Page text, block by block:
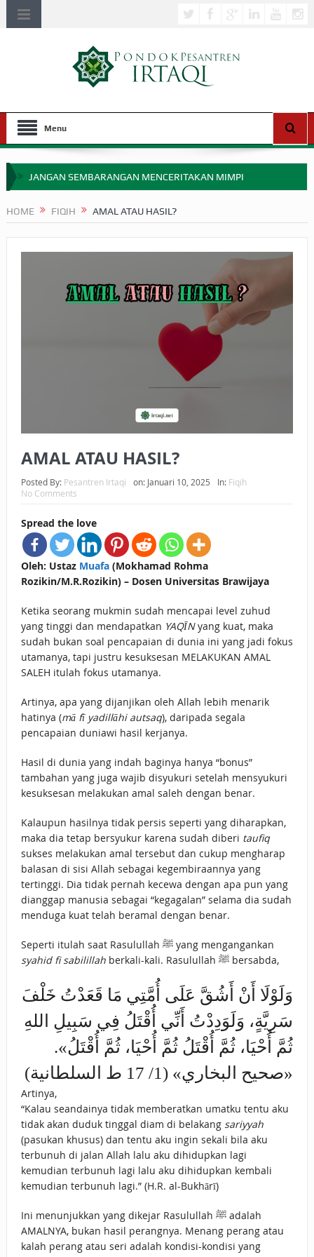
Menu
JANGAN SEMBARANGAN MENCERITAKAN MIMPI
APA HUKUM MEMPERCEPAT PEMBAYARAN ZAKAT
SEBELUM TIBA SAAT WAJIB?
BAGAIMANA CARA MEMBAYAR ZAKAT UANG?
UANG HARAM BISA MENJADI HALAL JIKA SEBAB
ISTIDLAL BATIL VS ISTIDLAL SYAR’I
HUKUM MEMBAYAR ZAKAT KEPADA KERABAT SENDIRI
HOME FIQIH AMAL ATAU HASIL?
AMAL ATAU HASIL?
Posted By: Pesantren Irtaqi on: Januari 10, 2025 In: Fiqih
No Comments
Spread the love
Oleh: Ustaz Muafa(Mokhamad Rohma
Rozikin/M.R.Rozikin) – Dosen Universitas Brawijaya
Ketika seorang mukmin sudah mencapai level zuhud
yang tinggi dan mendapatkan YAQĪNyang kuat, maka
sudah bukan soal pencapaian di dunia ini yang jadi fokus
utamanya, tapi justru kesuksesan MELAKUKAN AMAL
SALEH itulah fokus utamanya.
Artinya, apa yang dijanjikan oleh Allah lebih menarik
hatinya (mā fī yadillāhi autsaq), daripada segala
pencapaian duniawi hasil kerjanya.
Hasil di dunia yang indah baginya hanya “bonus”
tambahan yang juga wajib disyukuri setelah mensyukuri
kesuksesan melakukan amal saleh dengan benar.
Kalaupun hasilnya tidak persis seperti yang diharapkan,
maka dia tetap bersyukur karena sudah diberi taufiq
sukses melakukan amal tersebut dan cukup mengharap
balasan di sisi Allah sebagai kegembiraannya yang
tertinggi. Dia tidak pernah kecewa dengan apa pun yang
dianggap manusia sebagai “kegagalan” selama dia sudah
menduga kuat telah beramal dengan benar.
Seperti itulah saat Rasulullah ﷺ yang mengangankan
syahid fi sabilillah
berkali-kali. Rasulullah ﷺ bersabda,
وَلَوْلَا أَنْ أَشُقَّ عَلَى أُمَّتِي مَا قَعَدْتُ خَلْفَ
سَرِيَّةٍ، ‌وَلَوَدِدْتُ ‌أَنِّي ‌أُقْتَلُ ‌فِي ‌سَبِيلِ ‌اللهِ
ثُمَّ أُحْيَا، ثُمَّ أُقْتَلُ ثُمَّ أُحْيَا، ثُمَّ أُقْتَلُ».
«صحيح البخاري» (1/ 17 ط السلطانية)
Artinya,
“Kalau seandainya tidak memberatkan umatku tentu aku
tidak akan duduk tinggal diam di belakang sariyyah
(pasukan khusus) dan tentu aku ingin sekali bila aku
terbunuh di jalan Allah lalu aku dihidupkan lagi
kemudian terbunuh lagi lalu aku dihidupkan kembali
kemudian terbunuh lagi.” (H.R. al-Bukhārī)
Ini menunjukkan yang dikejar Rasulullah ﷺ adalah
AMALNYA, bukan hasil perangnya. Menang perang atau
kalah perang atau seri adalah kondisi-kondisi yang